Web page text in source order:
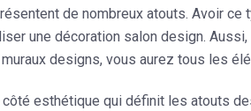
de nombreux atouts. Avoir
une décoration salon design.
designs, vous aurez tous les
côté esthétique qui définit les atouts